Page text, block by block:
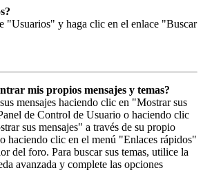
"Usuarios" y haga clic en el enlace "Buscar
mis propios mensajes y temas?
mensajes haciendo clic en "Mostrar sus
de Control de Usuario o haciendo clic
sus mensajes" a través de su propio
haciendo clic en el menú "Enlaces rápidos"
del foro. Para buscar sus temas, utilice la
avanzada y complete las opciones